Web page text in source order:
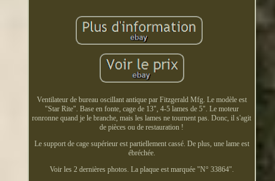
Ventilateur de bureau oscillant antique par Fitzgerald Mfg. Le modèle est
"Star Rite". Base en fonte, cage de 13", 4-5 lames de 5". Le moteur
ronronne quand je le branche, mais les lames ne tournent pas. Donc, il s'agit
de pièces ou de restauration !
Le support de cage supérieur est partiellement cassé. De plus, une lame est
ébréchée.
Voir les 2 dernières photos. La plaque est marquée "N° 33864".